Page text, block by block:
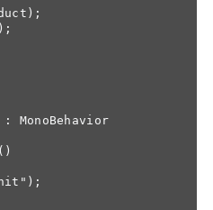
MonoBehavior